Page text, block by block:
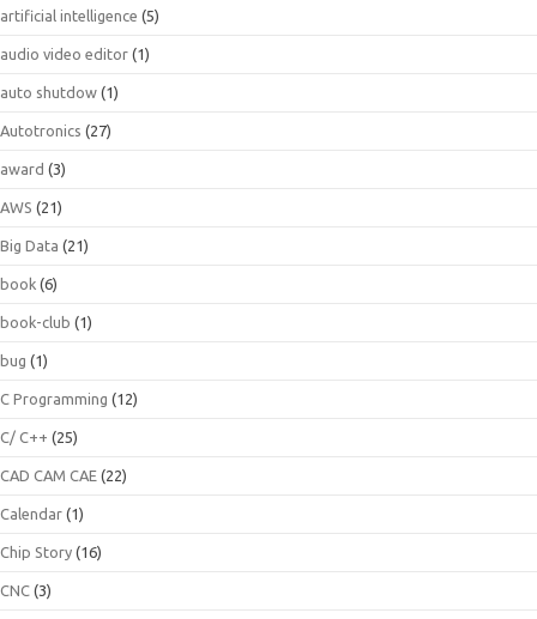
artificial intelligence (5)
audio video editor (1)
auto shutdow (1)
Autotronics (27)
award (3)
AWS (21)
Big Data (21)
book (6)
book-club (1)
bug (1)
C Programming (12)
C/ C++ (25)
CAD CAM CAE (22)
Calendar (1)
Chip Story (16)
CNC (3)